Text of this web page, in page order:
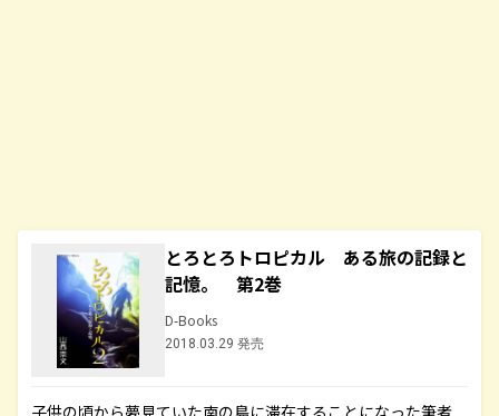
とろとろトロピカル ある旅の記録と
記憶。 第2巻
D-Books
2018.03.29 発売
子供の頃から夢見ていた南の島に滞在することになった筆者